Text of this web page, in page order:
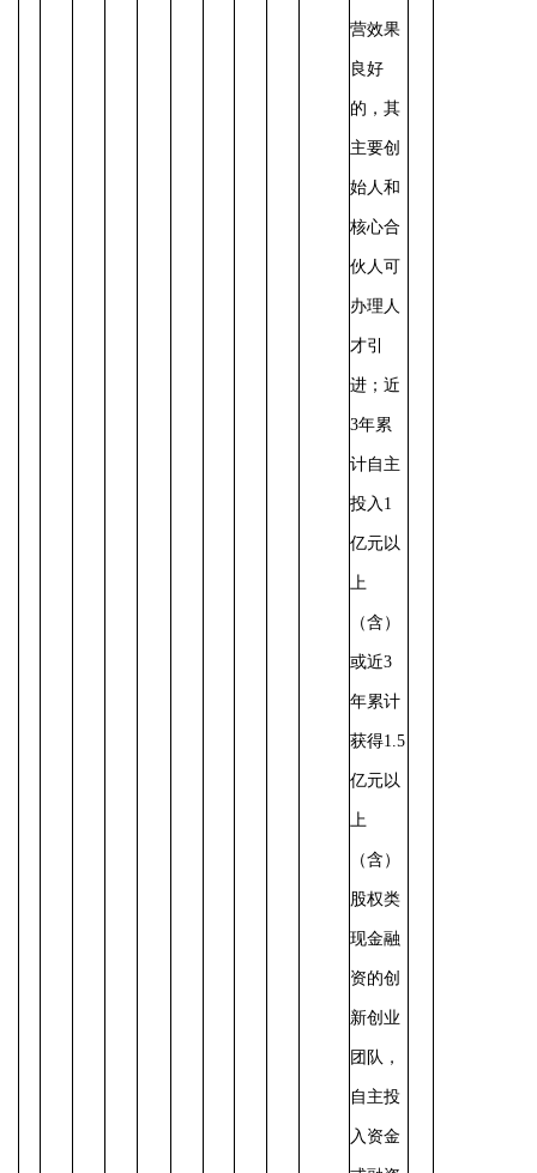
营效果
良好
的，其
主要创
始人和
核心合
伙人可
办理人
才引
进；近
3年累
计自主
投入1
亿元以
上
（含）
或近3
年累计
获得1.5
亿元以
上
（含）
股权类
现金融
资的创
新创业
团队，
自主投
入资金